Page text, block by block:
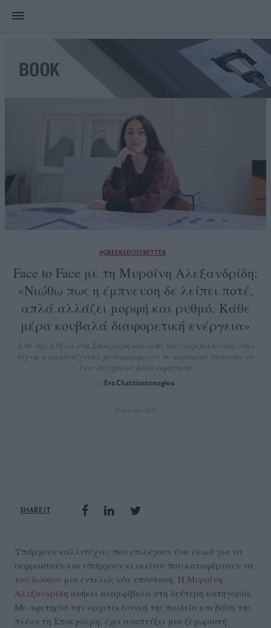
#GREEKSDOITBETTER
Face to Face με τη Μυρσίνη Αλεξανδρίδη:
«Νιώθω πως η έμπνευση δε λείπει ποτέ,
απλά αλλάζει μορφή και ρυθμό. Κάθε
μέρα κουβαλά διαφορετική ενέργεια»
Από την Αθήνα στη Στοκχόλμη και από την αρχιτεκτονική στην
τέχνη, η καλλιτέχνιδα μεταμορφώνει το κεραμικό πλακίδιο σε
ένα σύγχρονο μέσο αφήγησης
Eva Chatziantonoglou
23 Ιουνίου 2026
SHARE IT
Υπάρχουν καλλιτέχνες που επιλέγουν ένα υλικό για να
εκφραστούν και υπάρχουν κι εκείνοι που καταφέρνουν να
του δώσουν μια εντελώς νέα υπόσταση. Η Μυρσίνη
Αλεξανδρίδη ανήκει αναμφίβολα στη δεύτερη κατηγορία.
Με αφετηρία την αρχιτεκτονική της παιδεία και βάση της
πλέον τη Στοκχόλμη, έχει αναπτύξει μια ξεχωριστή